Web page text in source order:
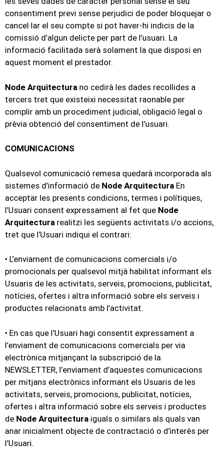
consentiment previ sense perjudici de poder bloquejar o
cancel·lar el seu compte si pot haver-hi indicis de la
comissió d’algun delicte per part de l’usuari. La
informació facilitada serà solament la que disposi en
aquest moment el prestador.
Node Arquitectura no cedirà les dades recollides a
tercers tret que existeixi necessitat raonable per
complir amb un procediment judicial, obligació legal o
prèvia obtenció del consentiment de l’usuari.
COMUNICACIONS
Qualsevol comunicació remesa quedarà incorporada als
sistemes d’informació de Node Arquitectura En
acceptar les presents condicions, termes i polítiques,
l’Usuari consent expressament al fet que Node
Arquitectura realitzi les següents activitats i/o accions,
tret que l’Usuari indiqui el contrari:
• L’enviament de comunicacions comercials i/o
promocionals per qualsevol mitjà habilitat informant els
Usuaris de les activitats, serveis, promocions, publicitat,
notícies, ofertes i altra informació sobre els serveis i
productes relacionats amb l’activitat.
• En cas que l’Usuari hagi consentit expressament a
l’enviament de comunicacions comercials per via
electrònica mitjançant la subscripció de la
NEWSLETTER, l’enviament d’aquestes comunicacions
per mitjans electrònics informant els Usuaris de les
activitats, serveis, promocions, publicitat, notícies,
ofertes i altra informació sobre els serveis i productes
de Node Arquitectura iguals o similars als quals van
anar inicialment objecte de contractació o d’interès per
l’Usuari.